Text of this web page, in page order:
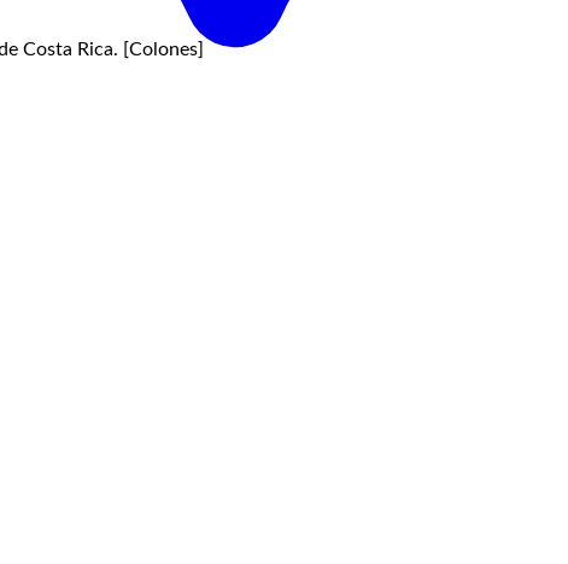
Costa Rica. [Colones]